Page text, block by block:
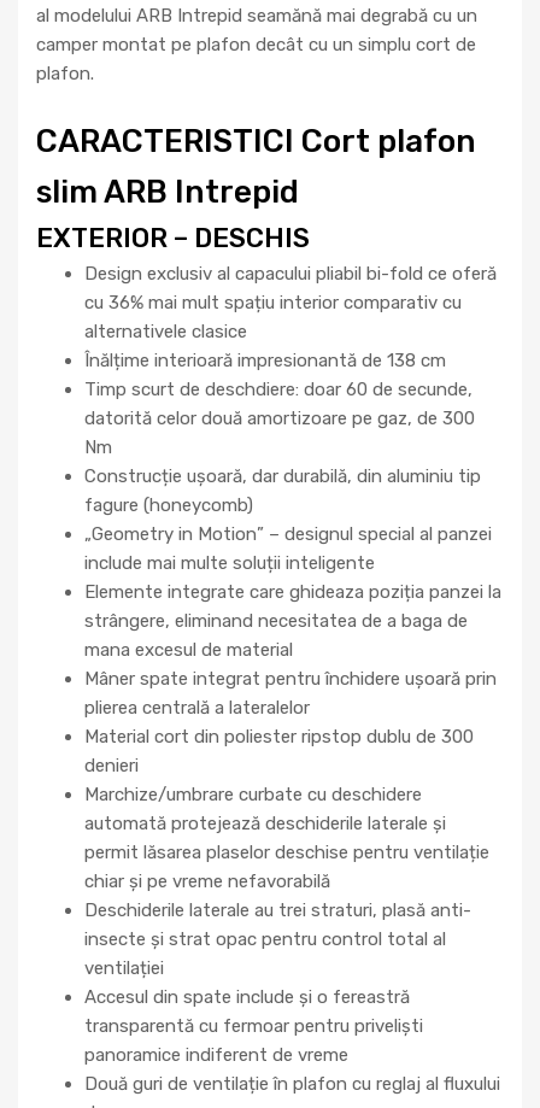
al modelului ARB Intrepid seamănă mai degrabă cu un
camper montat pe plafon decât cu un simplu cort de
plafon.
CARACTERISTICI Cort plafon
slim ARB Intrepid
EXTERIOR – DESCHIS
Design exclusiv al capacului pliabil bi-fold ce oferă
cu 36% mai mult spațiu interior comparativ cu
alternativele clasice
Înălțime interioară impresionantă de 138 cm
Timp scurt de deschdiere: doar 60 de secunde,
datorită celor două amortizoare pe gaz, de 300
Nm
Construcție ușoară, dar durabilă, din aluminiu tip
fagure (honeycomb)
„Geometry in Motion” – designul special al panzei
include mai multe soluții inteligente
Elemente integrate care ghideaza poziția panzei la
strângere, eliminand necesitatea de a baga de
mana excesul de material
Mâner spate integrat pentru închidere ușoară prin
plierea centrală a lateralelor
Material cort din poliester ripstop dublu de 300
denieri
Marchize/umbrare curbate cu deschidere
automată protejează deschiderile laterale și
permit lăsarea plaselor deschise pentru ventilație
chiar și pe vreme nefavorabilă
Deschiderile laterale au trei straturi, plasă anti-
insecte și strat opac pentru control total al
ventilației
Accesul din spate include și o fereastră
transparentă cu fermoar pentru priveliști
panoramice indiferent de vreme
Două guri de ventilație în plafon cu reglaj al fluxului